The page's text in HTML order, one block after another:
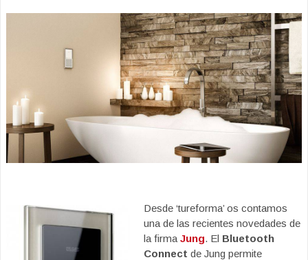
Desde ‘tureforma’ os contamos
una de las recientes novedades de
la firma Jung. El Bluetooth
Connect de Jung permite